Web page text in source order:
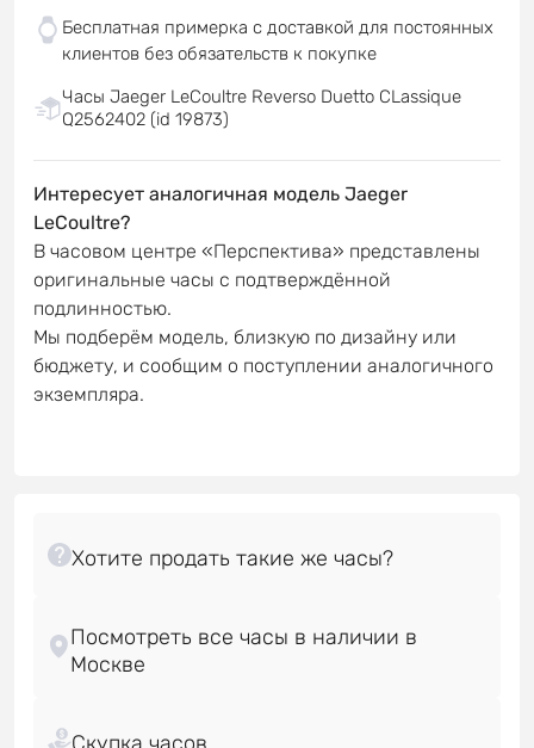
Бесплатная примерка с доставкой для постоянных
клиентов без обязательств к покупке
Часы Jaeger LeCoultre Reverso Duetto CLassique
Q2562402 (id 19873)
Интересует аналогичная модель Jaeger
LeCoultre?
В часовом центре «Перспектива» представлены
оригинальные часы с подтверждённой
подлинностью.
Мы подберём модель, близкую по дизайну или
бюджету, и сообщим о поступлении аналогичного
экземпляра.
Посмотреть все часы в наличии в